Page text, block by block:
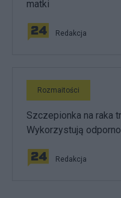
matki
Redakcja
Rozmaitości
Szczepionka na raka
Wykorzystują
Redakcja